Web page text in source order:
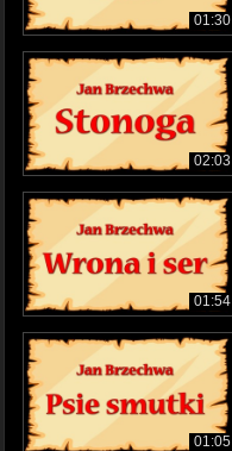
01:30
02:03
01:54
01:05